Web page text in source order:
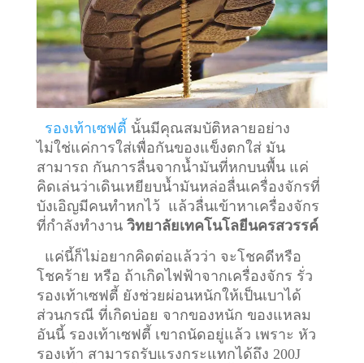
รองเท้าเซฟตี้ นั้นมีคุณสมบัติหลายอย่าง
ไม่ใช่แค่การใส่เพื่อกันของแข็งตกใส่ มัน
สามารถ กันการลื่นจากน้ำมันที่หกบนพื้น แค่
คิดเล่นว่าเดินเหยียบน้ำมันหล่อลื่นเครื่องจักรที่
บังเอิญมีคนทำหกไว้ แล้วลื่นเข้าหาเครื่องจักร
ที่กำลังทำงาน วิทยาลัยเทคโนโลยีนครสวรรค์
แค่นี้ก็ไม่อยากคิดต่อแล้วว่า จะโชคดีหรือ
โชคร้าย หรือ ถ้าเกิดไฟฟ้าจากเครื่องจักร รั่ว
รองเท้าเซฟตี้ ยังช่วยผ่อนหนักให้เป็นเบาได้
ส่วนกรณี ที่เกิดบ่อย จากของหนัก ของแหลม
อันนี้ รองเท้าเซฟตี้ เขาถนัดอยู่แล้ว เพราะ หัว
รองเท้า สามารถรับแรงกระแทกได้ถึง 200J